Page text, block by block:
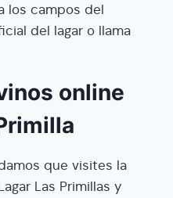
los campos del
del lagar o llama
online
que visites la
Las Primillas y